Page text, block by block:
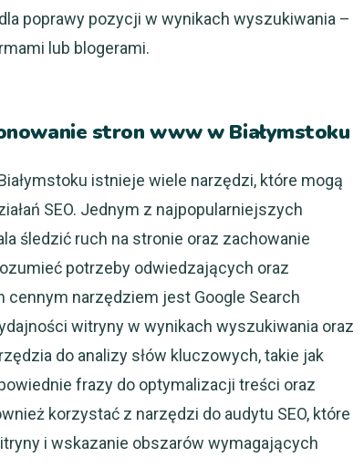
poprawy pozycji w wynikach wyszukiwania –
lub blogerami.
stron www w Białymstoku
istnieje wiele narzędzi, które mogą
SEO. Jednym z najpopularniejszych
śledzić ruch na stronie oraz zachowanie
potrzeby odwiedzających oraz
narzędziem jest Google Search
witryny w wynikach wyszukiwania oraz
do analizy słów kluczowych, takie jak
frazy do optymalizacji treści oraz
korzystać z narzędzi do audytu SEO, które
i wskazanie obszarów wymagających